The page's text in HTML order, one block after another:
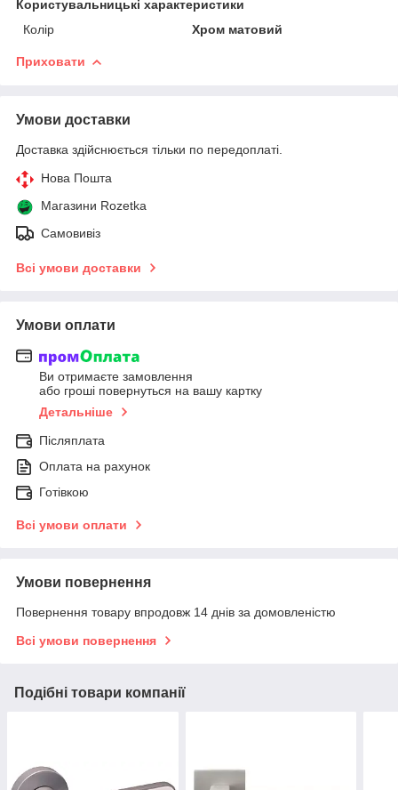
Користувальницькі характеристики
Колір
Хром матовий
Приховати
Умови доставки
Доставка здійснюється тільки по передоплаті.
Нова Пошта
Магазини Rozetka
Самовивіз
Всі умови доставки
Умови оплати
Ви отримаєте замовлення
або гроші повернуться на вашу картку
Детальніше
Післяплата
Оплата на рахунок
Готівкою
Всі умови оплати
Умови повернення
Повернення товару впродовж 14 днів за домовленістю
Всі умови повернення
Подібні товари компанії